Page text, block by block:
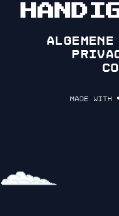
Made with